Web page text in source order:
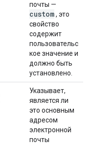
почты —
custom, это
свойство
содержит
пользовательс
кое значение и
должно быть
установлено.
Указывает,
является ли
это основным
адресом
электронной
почты